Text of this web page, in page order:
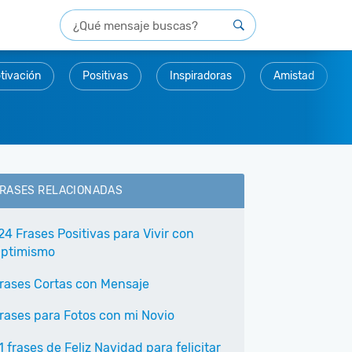
Positivas Inspiradoras Amistad
RELACIONADAS
Frases Positivas para Vivir con
Cortas con Mensaje
para Fotos con mi Novio
frases de Feliz Navidad para felicitar